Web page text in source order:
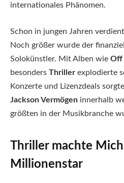
internationales Phänomen.
Schon in jungen Jahren
Noch größer wurde der
Solokünstler. Mit Alben wie Off
besonders Thriller explodierte
Konzerte und Lizenzdeals
Jackson Vermögen innerhalb
größten in der Musikbranche
Thriller machte
Millionenstar